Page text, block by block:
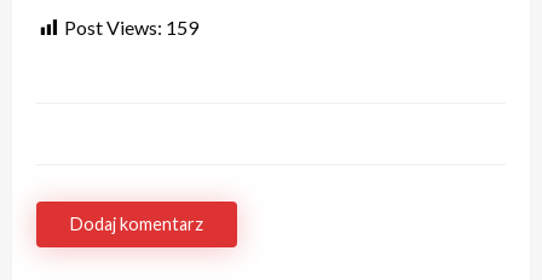
Post Views: 159
Dodaj komentarz